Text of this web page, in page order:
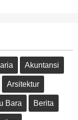
Akuntansi
Arsitektur
Bara Berita